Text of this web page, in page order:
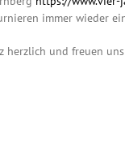
immer wieder
und freuen